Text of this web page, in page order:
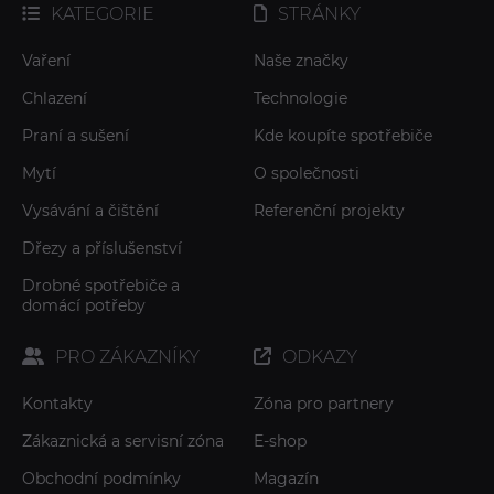
KATEGORIE
Vaření
Chlazení
Praní a sušení
Mytí
Vysávání a čištění
Dřezy a příslušenství
Drobné spotřebiče a
domácí potřeby
STRÁNKY
Naše značky
Technologie
Kde koupíte spotřebiče
O společnosti
Referenční projekty
PRO ZÁKAZNÍKY
Kontakty
Zákaznická a servisní zóna
Obchodní podmínky
ODKAZY
Zóna pro partnery
E-shop
Magazín